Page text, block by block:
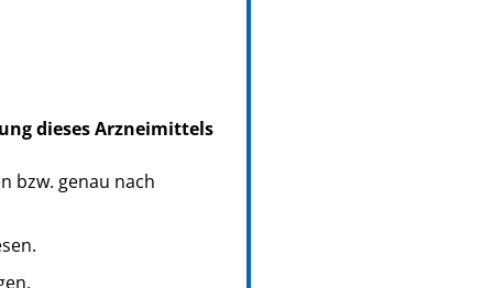
dieses Arzneimittels
bzw. genau nach